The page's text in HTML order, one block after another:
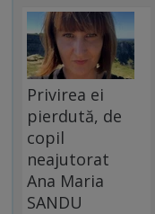
Privirea ei
pierdută, de
copil
neajutorat
Ana Maria
SANDU